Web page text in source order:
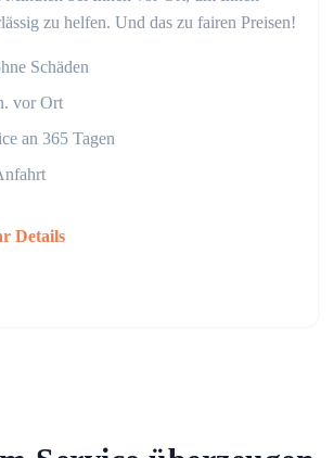
zu helfen. Und das zu fairen Preisen!
Schäden
vor Ort
an 365 Tagen
Details